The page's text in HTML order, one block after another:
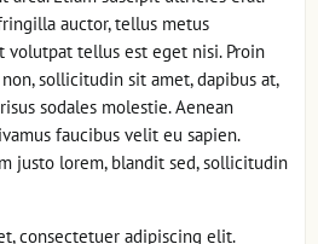
auctor, tellus metus
volutpat tellus est eget nisi. Proin
sollicitudin sit amet, dapibus at,
sodales molestie. Aenean
faucibus velit eu sapien.
justo lorem, blandit sed, sollicitudin
consectetuer adipiscing elit.